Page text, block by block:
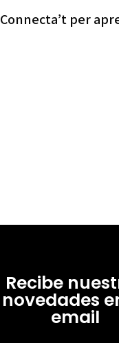
Connecta’t per
Recibe
novedades
email